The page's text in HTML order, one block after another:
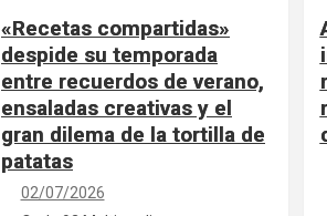
«Recetas compartidas»
despide su temporada
entre recuerdos de verano,
ensaladas creativas y el
gran dilema de la tortilla de
patatas
02/07/2026